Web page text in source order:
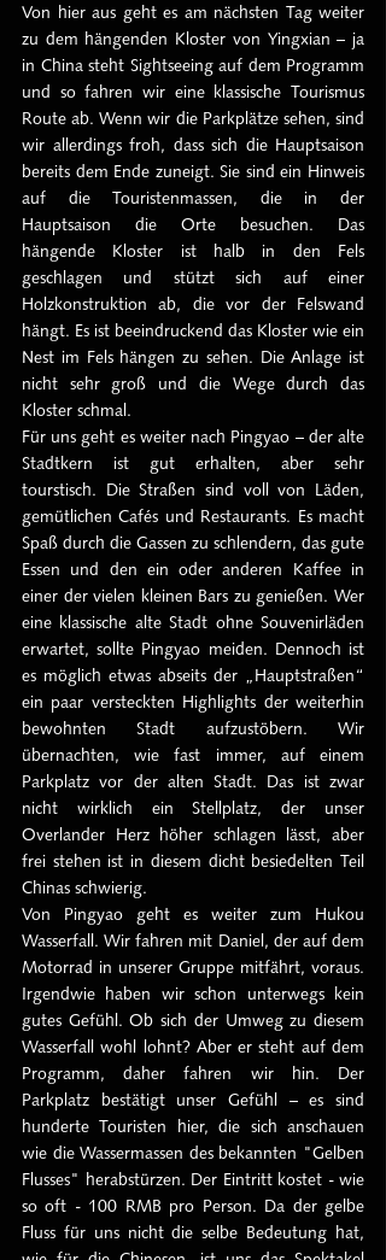
Von hier aus geht es am nächsten Tag weiter
zu dem hängenden Kloster von Yingxian – ja
in China steht Sightseeing auf dem Programm
und so fahren wir eine klassische Tourismus
Route ab. Wenn wir die Parkplätze sehen, sind
wir allerdings froh, dass sich die Hauptsaison
bereits dem Ende zuneigt. Sie sind ein Hinweis
auf die Touristenmassen, die in der
Hauptsaison die Orte besuchen. Das
hängende Kloster ist halb in den Fels
geschlagen und stützt sich auf einer
Holzkonstruktion ab, die vor der Felswand
hängt. Es ist beeindruckend das Kloster wie ein
Nest im Fels hängen zu sehen. Die Anlage ist
nicht sehr groß und die Wege durch das
Kloster schmal.
Für uns geht es weiter nach Pingyao – der alte
Stadtkern ist gut erhalten, aber sehr
tourstisch. Die Straßen sind voll von Läden,
gemütlichen Cafés und Restaurants. Es macht
Spaß durch die Gassen zu schlendern, das gute
Essen und den ein oder anderen Kaffee in
einer der vielen kleinen Bars zu genießen. Wer
eine klassische alte Stadt ohne Souvenirläden
erwartet, sollte Pingyao meiden. Dennoch ist
es möglich etwas abseits der „Hauptstraßen“
ein paar versteckten Highlights der weiterhin
bewohnten Stadt aufzustöbern. Wir
übernachten, wie fast immer, auf einem
Parkplatz vor der alten Stadt. Das ist zwar
nicht wirklich ein Stellplatz, der unser
Overlander Herz höher schlagen lässt, aber
frei stehen ist in diesem dicht besiedelten Teil
Chinas schwierig.
Von Pingyao geht es weiter zum Hukou
Wasserfall. Wir fahren mit Daniel, der auf dem
Motorrad in unserer Gruppe mitfährt, voraus.
Irgendwie haben wir schon unterwegs kein
gutes Gefühl. Ob sich der Umweg zu diesem
Wasserfall wohl lohnt? Aber er steht auf dem
Programm, daher fahren wir hin. Der
Parkplatz bestätigt unser Gefühl – es sind
hunderte Touristen hier, die sich anschauen
wie die Wassermassen des bekannten "Gelben
Flusses" herabstürzen. Der Eintritt kostet - wie
so oft - 100 RMB pro Person. Da der gelbe
Fluss für uns nicht die selbe Bedeutung hat,